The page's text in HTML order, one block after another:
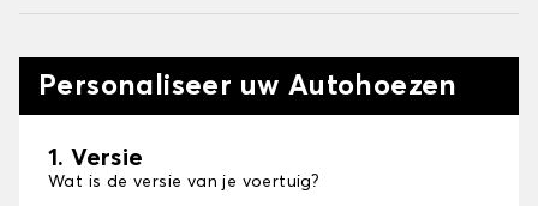
Personaliseer uw Autohoezen
1. Versie
Wat is de versie van je voertuig?